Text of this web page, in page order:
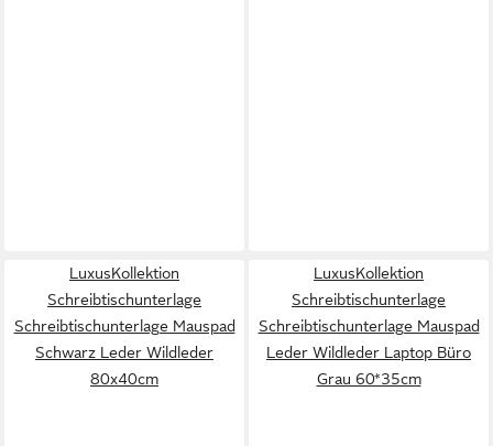
LuxusKollektion
Schreibtischunterlage
Schreibtischunterlage Mauspad
Schwarz Leder Wildleder
80x40cm
LuxusKollektion
Schreibtischunterlage
Schreibtischunterlage Mauspad
Leder Wildleder Laptop Büro
Grau 60*35cm